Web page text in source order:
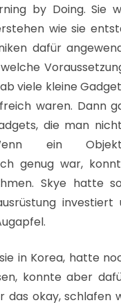
by Doing. Sie
wie sie
dafür
viele kleine
waren. Dann
die man
ein
genug war,
Skye hatte
investiert
in Korea, hatte
konnte aber
das okay, schlafen